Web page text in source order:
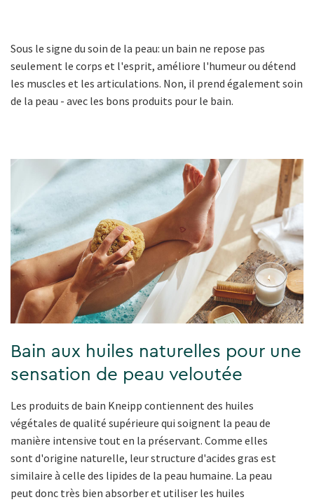
Sous le signe du soin de la peau: un bain ne repose pas
seulement le corps et l'esprit, améliore l'humeur ou détend
les muscles et les articulations. Non, il prend également soin
de la peau - avec les bons produits pour le bain.
Bain aux huiles naturelles pour une
sensation de peau veloutée
Les produits de bain Kneipp contiennent des huiles
végétales de qualité supérieure qui soignent la peau de
manière intensive tout en la préservant. Comme elles
sont d'origine naturelle, leur structure d'acides gras est
similaire à celle des lipides de la peau humaine. La peau
peut donc très bien absorber et utiliser les huiles